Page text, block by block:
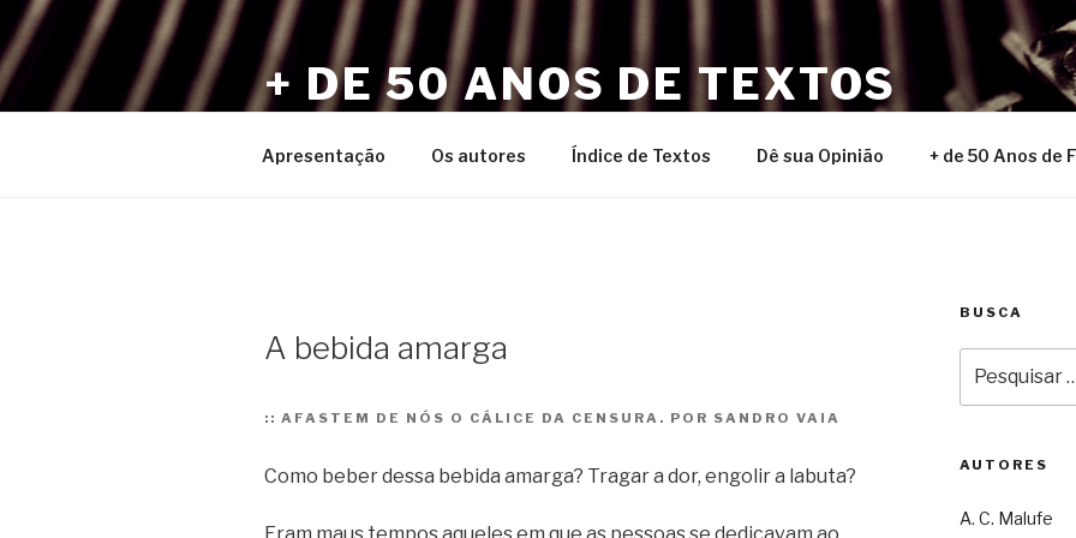
Pular
para
o
conteúdo
+ DE 50 ANOS DE TEXTOS
Apresentação Os autores Índice de Textos Dê sua Opinião + de 50 Anos de
A bebida amarga
:: AFASTEM DE NÓS O CÁLICE DA CENSURA. POR SANDRO VAIA
Como beber dessa bebida amarga? Tragar a dor, engolir a labuta?
Eram maus tempos aqueles em que as pessoas se dedicavam ao
BUSCA
por:
AUTORES
A. C. Malufe